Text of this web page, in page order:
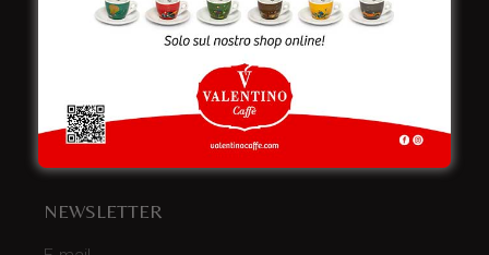
Partita Iva:02583710757
NEWSLETTER